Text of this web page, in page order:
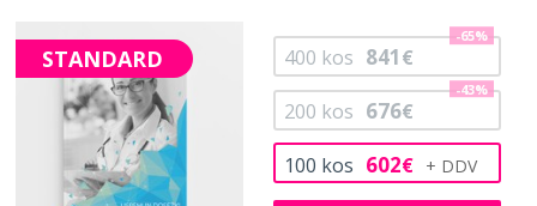
STANDARD
100 kos 602€
200 kos 676€
-43%
400 kos 841€
-65%